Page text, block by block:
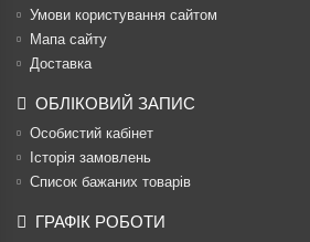
Умови користування сайтом
Мапа сайту
Доставка
ОБЛІКОВИЙ ЗАПИС
Особистий кабінет
Історія замовлень
Список бажаних товарів
ГРАФІК РОБОТИ